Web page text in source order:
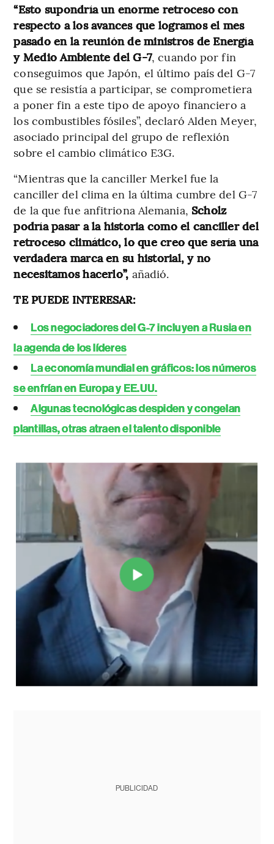
“Esto supondría un enorme retroceso con
respecto a los avances que logramos el mes
pasado en la reunión de ministros de Energía
y Medio Ambiente del G-7, cuando por fin
conseguimos que Japón, el último país del G-7
que se resistía a participar, se comprometiera
a poner fin a este tipo de apoyo financiero a
los combustibles fósiles”, declaró Alden Meyer,
asociado principal del grupo de reflexión
sobre el cambio climático E3G.
“Mientras que la canciller Merkel fue la
canciller del clima en la última cumbre del G-7
de la que fue anfitriona Alemania, Scholz
podría pasar a la historia como el canciller del
retroceso climático, lo que creo que sería una
verdadera marca en su historial, y no
necesitamos hacerlo”, añadió.
TE PUEDE INTERESAR:
Los negociadores del G-7 incluyen a Rusia en
la agenda de los líderes
La economía mundial en gráficos: los números
se enfrían en Europa y EE.UU.
Algunas tecnológicas despiden y congelan
plantillas, otras atraen el talento disponible
PUBLICIDAD